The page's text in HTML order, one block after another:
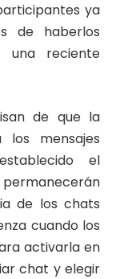
ya
de haberlos
una reciente
de que la
los mensajes
el
permanecerán
de los chats
cuando los
activarla en
chat y elegir